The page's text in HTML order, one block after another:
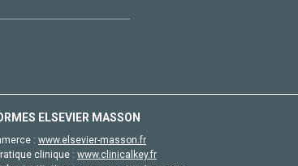
ELSEVIER MASSON
: www.elsevier-masson.fr
clinique : www.clinicalkey.fr